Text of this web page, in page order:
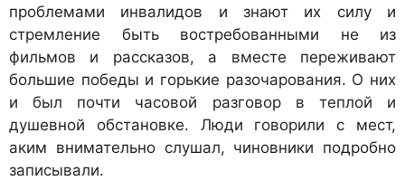
проблемами инвалидов и знают их силу и
стремление быть востребованными не из
фильмов и рассказов, а вместе переживают
большие победы и горькие разочарования. О них
и был почти часовой разговор в теплой и
душевной обстановке. Люди говорили с мест,
аким внимательно слушал, чиновники подробно
записывали.